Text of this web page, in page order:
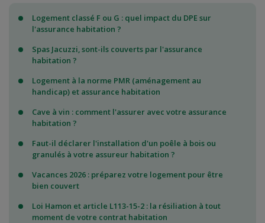
Logement classé F ou G : quel impact du DPE sur
l'assurance habitation ?
Spas Jacuzzi, sont-ils couverts par l'assurance
habitation ?
Logement à la norme PMR (aménagement au
handicap) et assurance habitation
Cave à vin : comment l'assurer avec votre assurance
habitation ?
Faut-il déclarer l'installation d'un poêle à bois ou
granulés à votre assureur habitation ?
Vacances 2026 : préparez votre logement pour être
bien couvert
Loi Hamon et article L113-15-2 : la résiliation à tout
moment de votre contrat habitation